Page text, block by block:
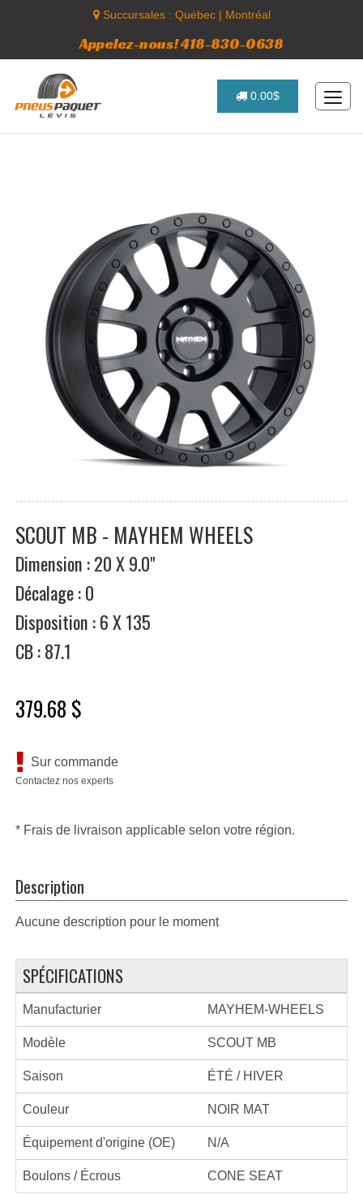
Succursales : Québec| Montréal
Appelez-nous! 418-830-0638
0.00$
SCOUT MB - MAYHEM WHEELS
Dimension : 20 X 9.0"
Décalage : 0
Disposition : 6 X 135
CB : 87.1
379.68 $
Sur commande
Contactez nos experts
* Frais de livraison applicable selon votre région.
Description
Aucune description pour le moment
SPÉCIFICATIONS
Manufacturier MAYHEM-WHEELS
Modèle SCOUT MB
Saison ÉTÉ / HIVER
Couleur NOIR MAT
Équipement d'origine (OE) N/A
Boulons / Écrous CONE SEAT